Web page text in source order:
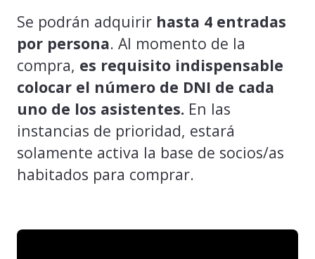
Se podrán adquirir hasta 4 entradas
por persona. Al momento de la
compra, es requisito indispensable
colocar el número de DNI de cada
uno de los asistentes. En las
instancias de prioridad, estará
solamente activa la base de socios/as
habitados para comprar.